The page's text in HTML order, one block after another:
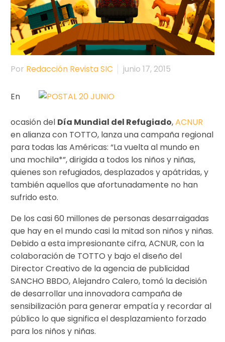
Por Redacción Revista SIC junio 17, 2015
En
ocasión del Día Mundial del Refugiado,ACNUR
en alianza con TOTTO, lanza una campaña regional
para todas las Américas: “La vuelta al mundo en
una mochila*”, dirigida a todos los niños y niñas,
quienes son refugiados, desplazados y apátridas, y
también aquellos que afortunadamente no han
sufrido esto.
De los casi 60 millones de personas desarraigadas
que hay en el mundo casi la mitad son niños y niñas.
Debido a esta impresionante cifra, ACNUR, con la
colaboración de TOTTO y bajo el diseño del
Director Creativo de la agencia de publicidad
SANCHO BBDO, Alejandro Calero, tomó la decisión
de desarrollar una innovadora campaña de
sensibilización para generar empatía y recordar al
público lo que significa el desplazamiento forzado
para los niños y niñas.